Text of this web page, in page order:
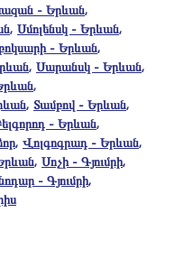
- Երևան,
, Սմոլենսկ - Երևան,
- Երևան,
, Սարանսկ - Երևան,
,
, Տամբով - Երևան,
- Երևան,
, Վոլգոգրադ - Երևան,
, Սոչի - Գյումրի,
- Գյումրի,